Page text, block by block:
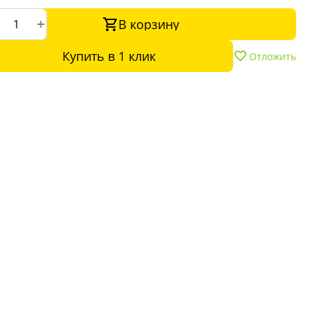
+
В корзину
Купить в 1 клик
Отложить